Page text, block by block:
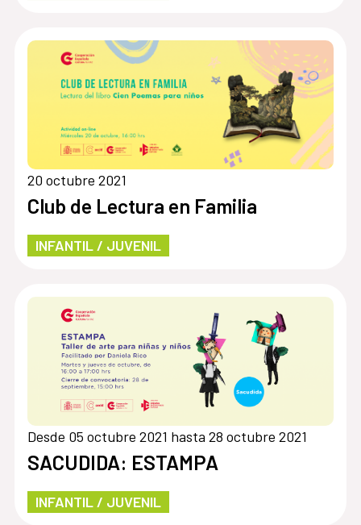
20 octubre 2021
Club de Lectura en Familia
INFANTIL / JUVENIL
Desde 05 octubre 2021 hasta 28 octubre 2021
SACUDIDA: ESTAMPA
INFANTIL / JUVENIL